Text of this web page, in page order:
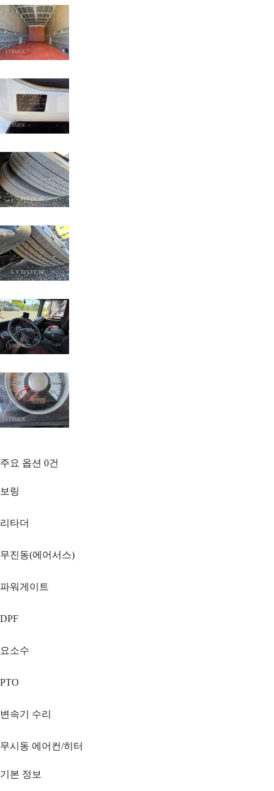
주요 옵션 0건
보링
리타더
무진동(에어서스)
파워게이트
DPF
요소수
PTO
변속기 수리
무시동 에어컨/히터
기본 정보